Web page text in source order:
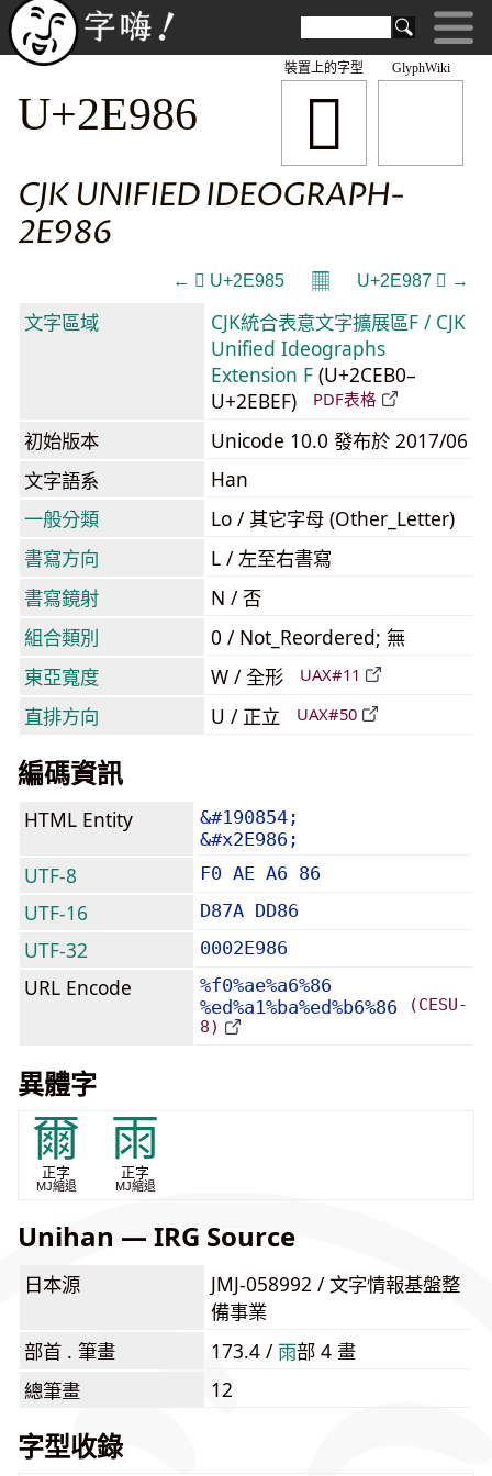
GlyphWiki
𮦆
裝置上的字型
U+2E986
CJK UNIFIED IDEOGRAPH-
2E986
← 𮦅 U+2E985 𝄜 U+2E987 𮦇 →
文字區域
CJK統合表意文字擴展區F / CJK
Unified Ideographs
Extension F (U+2CEB0–
U+2EBEF)
PDF表格
初始版本
Unicode 10.0 發布於 2017/06
文字語系
Han
一般分類
Lo / 其它字母 (Other_Letter)
書寫方向
L / 左至右書寫
書寫鏡射
N / 否
組合類別
0 / Not_Reordered; 無
東亞寬度
W / 全形 UAX#11
直排方向 U / 正立 UAX#50
編碼資訊
HTML Entity
&#190854;
&#x2E986;
UTF-8 F0 AE A6 86
UTF-16 D87A DD86
UTF-32 0002E986
URL Encode
%f0%ae%a6%86
%ed%a1%ba%ed%b6%86
(CESU-
8)
異體字
爾
正字
MJ縮退
雨
正字
MJ縮退
Unihan — IRG Source
日本源
JMJ-058992 / 文字情報基盤整
備事業
部首 . 筆畫
173.4 / ⾬部 4 畫
總筆畫
12
字型收錄